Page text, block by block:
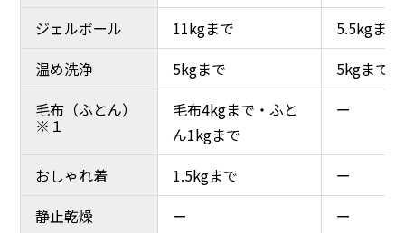
ジェルボール
11kgまで
5.5kgまで
温め洗浄
5kgまで
5kgまで
毛布（ふとん）
※１
毛布4kgまで・ふと
ん1kgまで
ー
おしゃれ着 1.5kgまで
ー
静止乾燥
ー
ー
ジェルボール
11kgまで
5.5kgまで
温め洗浄
5kgまで
5kgまで
毛布（ふとん）
※１
毛布4kgまで・ふと
ん1kgまで
ー
おしゃれ着 1.5kgまで
ー
静止乾燥
ー
ー